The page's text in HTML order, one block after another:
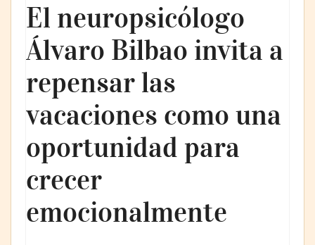
El neuropsicólogo
Álvaro Bilbao invita a
repensar las
vacaciones como una
oportunidad para
crecer
emocionalmente